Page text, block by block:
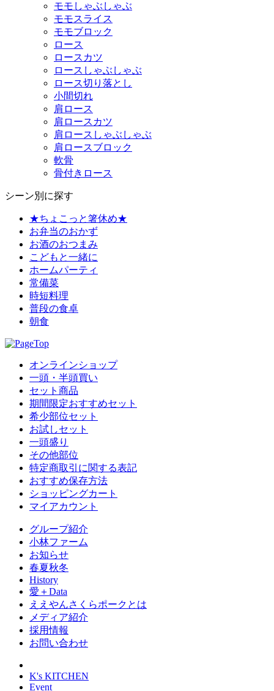
モモしゃぶしゃぶ
モモスライス
モモブロック
ロース
ロースカツ
ロースしゃぶしゃぶ
ロース切り落とし
小間切れ
肩ロース
肩ロースカツ
肩ロースしゃぶしゃぶ
肩ロースブロック
軟骨
骨付きロース
シーン別に探す
★ちょこっと箸休め★
お弁当のおかず
お酒のおつまみ
こどもと一緒に
ホームパーティ
常備菜
時短料理
普段の食卓
朝食
オンラインショップ
一頭・半頭買い
セット商品
期間限定おすすめセット
希少部位セット
お試しセット
一頭盛り
その他部位
特定商取引に関する表記
おすすめ保存方法
ショッピングカート
マイアカウント
グループ紹介
小林ファーム
お知らせ
春夏秋冬
History
愛＋Data
ええやんさくらポークとは
メディア紹介
採用情報
お問い合わせ
K's KITCHEN
Event